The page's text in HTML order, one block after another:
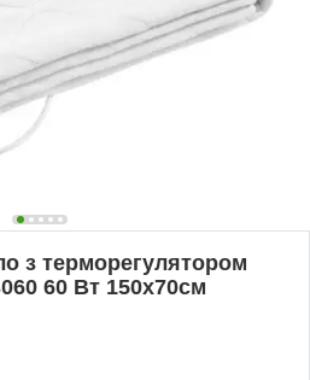
з терморегулятором
60 Вт 150x70см